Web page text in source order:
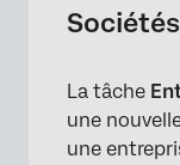
Sociétés
La tâche
une
une